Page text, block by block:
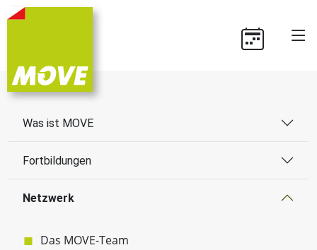
Was ist MOVE
Fortbildungen
Netzwerk
Das MOVE-Team